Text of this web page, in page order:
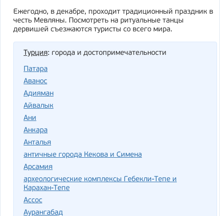
Ежегодно, в декабре, проходит традиционный праздник в
честь Мевляны. Посмотреть на ритуальные танцы
дервишей съезжаются туристы со всего мира.
Турция: города и достопримечательности
Патара
Аванос
Адияман
Айвалык
Ани
Анкара
Анталья
античные города Кекова и Симена
Арсамия
археологические комплексы Гебекли-Тепе и
Карахан-Тепе
Ассос
Аурангабад